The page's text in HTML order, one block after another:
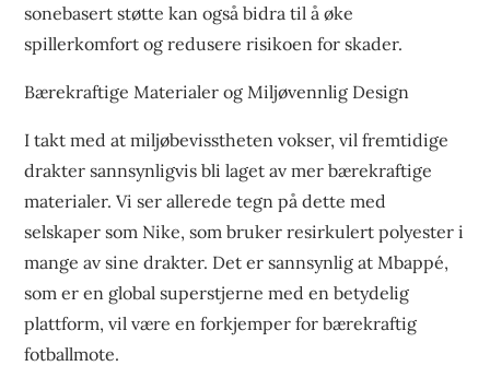
sonebasert støtte kan også bidra til å øke
spillerkomfort og redusere risikoen for skader.
Bærekraftige Materialer og Miljøvennlig Design
I takt med at miljøbevisstheten vokser, vil fremtidige
drakter sannsynligvis bli laget av mer bærekraftige
materialer. Vi ser allerede tegn på dette med
selskaper som Nike, som bruker resirkulert polyester i
mange av sine drakter. Det er sannsynlig at Mbappé,
som er en global superstjerne med en betydelig
plattform, vil være en forkjemper for bærekraftig
fotballmote.